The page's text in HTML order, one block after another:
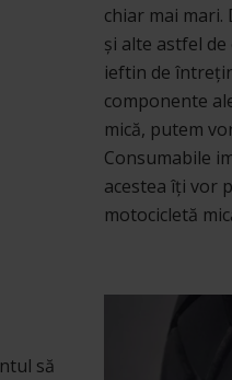
chiar mai mari.
și alte astfel
ieftin de
componente
mică, putem
Consumabile
acestea îți vor
motocicletă
să